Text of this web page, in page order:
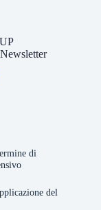
Newsletter
di
del